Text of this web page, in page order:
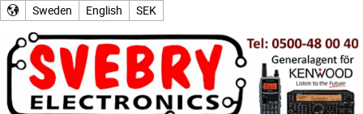
Sweden English SEK